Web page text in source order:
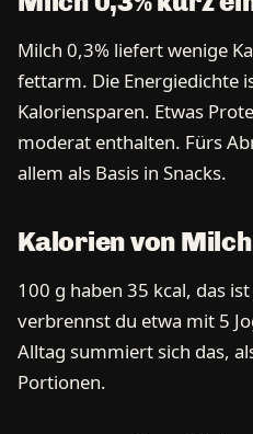
Milch 0,3% liefert wenige
fettarm. Die Energiedichte
Kaloriensparen. Etwas
moderat enthalten. Fürs
allem als Basis in Snacks.
Kalorien von
100 g haben 35 kcal, das
verbrennst du etwa mit 5
Alltag summiert sich das,
Portionen.